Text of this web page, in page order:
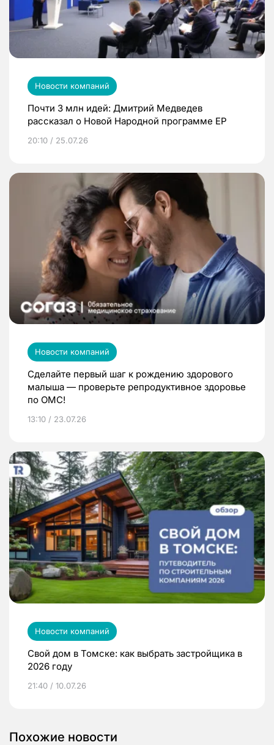
Новости компаний
Почти 3 млн идей: Дмитрий Медведев
рассказал о Новой Народной программе ЕР
20:10 / 25.07.26
Новости компаний
Сделайте первый шаг к рождению здорового
малыша — проверьте репродуктивное здоровье
по ОМС!
13:10 / 23.07.26
Новости компаний
Свой дом в Томске: как выбрать застройщика в
2026 году
21:40 / 10.07.26
Похожие новости